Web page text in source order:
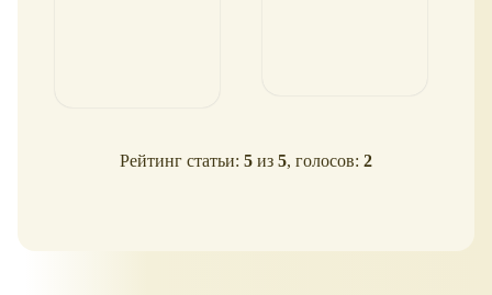
Рейтинг статьи: 5 из 5, голосов: 2